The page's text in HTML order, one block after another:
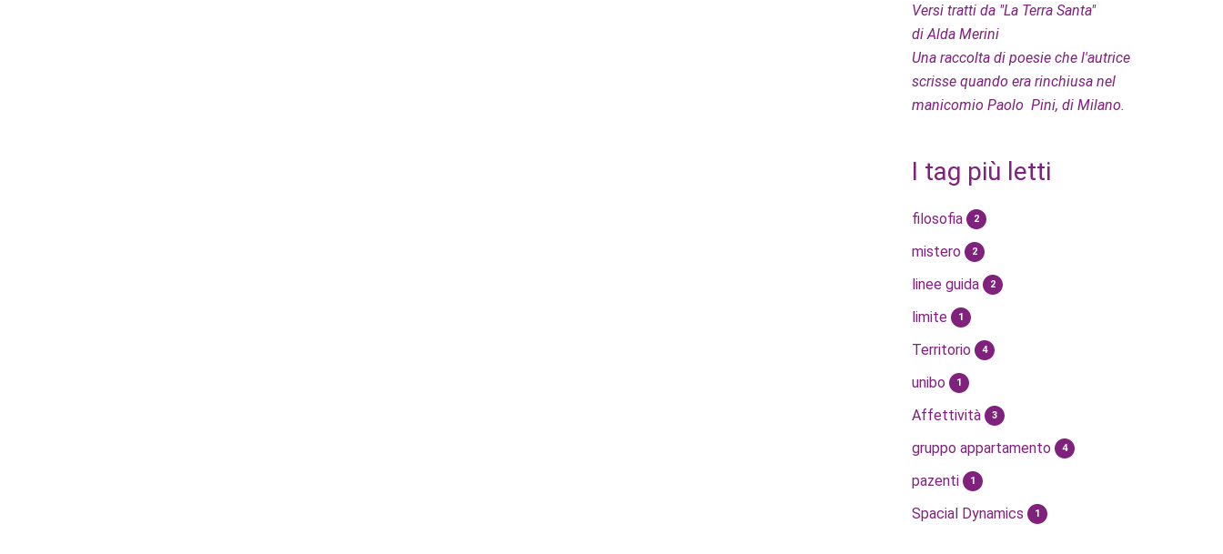
Versi tratti da "La Terra Santa"
di Alda Merini
Una raccolta di poesie che l'autrice
scrisse quando era rinchiusa nel
manicomio Paolo Pini, di Milano.
I tag più letti
filosofia 2
mistero 2
linee guida 2
limite 1
Territorio 4
unibo 1
Affettività 3
gruppo appartamento 4
pazenti 1
Spacial Dynamics 1